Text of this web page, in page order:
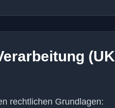
(UK
rechtlichen Grundlagen: